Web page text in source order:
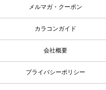
メルマガ・クーポン
カラコンガイド
会社概要
プライバシーポリシー